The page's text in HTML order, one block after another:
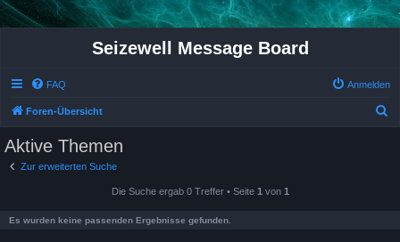
Seizewell Message Board
FAQ Anmelden
Foren-Übersicht
Aktive Themen
Zur erweiterten Suche
Die Suche ergab 0 Treffer • Seite 1 von 1
Es wurden keine passenden Ergebnisse gefunden.